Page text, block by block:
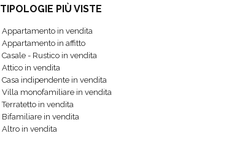
TIPOLOGIE PIÙ VISTE
Appartamento in vendita
Appartamento in affitto
Casale - Rustico in vendita
Attico in vendita
Casa indipendente in vendita
Villa monofamiliare in vendita
Terratetto in vendita
Bifamiliare in vendita
Altro in vendita